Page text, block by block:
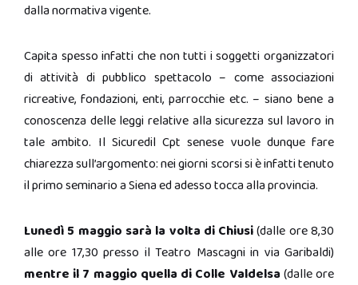
dalla normativa vigente.
Capita spesso infatti che non tutti i soggetti organizzatori
di attività di pubblico spettacolo – come associazioni
ricreative, fondazioni, enti, parrocchie etc. – siano bene a
conoscenza delle leggi relative alla sicurezza sul lavoro in
tale ambito. Il Sicuredil Cpt senese vuole dunque fare
chiarezza sull’argomento: nei giorni scorsi si è infatti tenuto
il primo seminario a Siena ed adesso tocca alla provincia.
Lunedì 5 maggio sarà la volta di Chiusi(dalle ore 8,30
alle ore 17,30 presso il Teatro Mascagni in via Garibaldi)
mentre il 7 maggio quella di Colle Valdelsa (dalle ore